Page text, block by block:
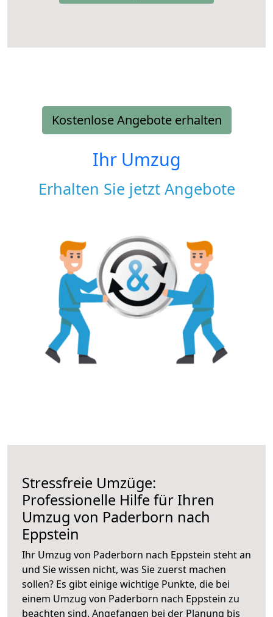
Kostenlose Angebote erhalten
Ihr Umzug
Erhalten Sie jetzt Angebote
Stressfreie Umzüge:
Professionelle Hilfe für Ihren
Umzug von Paderborn nach
Eppstein
Ihr Umzug von Paderborn nach Eppstein steht an
und Sie wissen nicht, was Sie zuerst machen
sollen? Es gibt einige wichtige Punkte, die bei
einem Umzug von Paderborn nach Eppstein zu
beachten sind. Angefangen bei der Planung bis